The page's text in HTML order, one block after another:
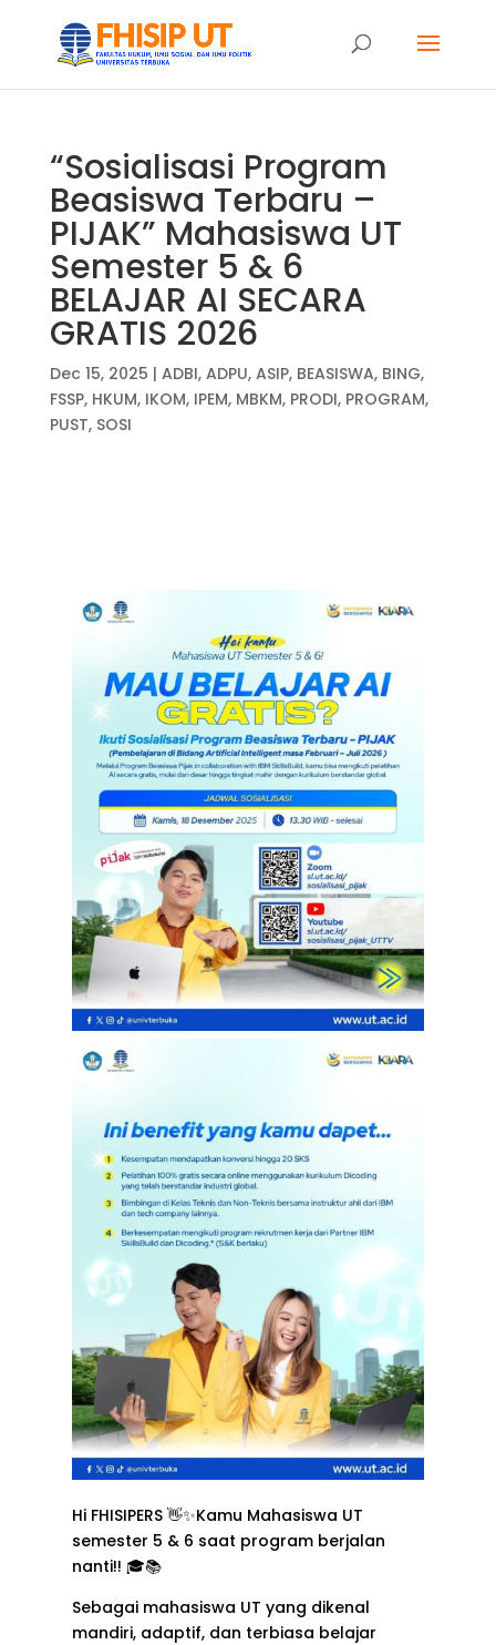
“Sosialisasi Program
Beasiswa Terbaru –
PIJAK” Mahasiswa UT
Semester 5 & 6
BELAJAR AI SECARA
GRATIS 2026
Dec 15, 2025 | ADBI, ADPU, ASIP, BEASISWA, BING,
FSSP, HKUM, IKOM, IPEM, MBKM, PRODI, PROGRAM,
PUST, SOSI
Hi FHISIPERS 👋✨Kamu Mahasiswa UT
semester 5 & 6 saat program berjalan
nanti!! 🎓📚
Sebagai mahasiswa UT yang dikenal
mandiri, adaptif, dan terbiasa belajar